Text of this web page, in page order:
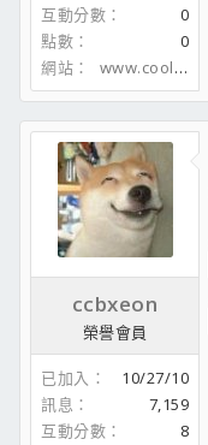
互動分數
0
點數
0
網站
www.coolaler.com
ccbxeon
榮譽會員
已加入
10/27/10
訊息
7,159
互動分數
8